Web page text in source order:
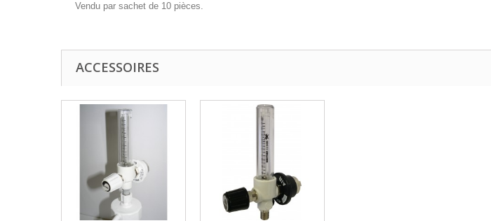
Vendu par sachet de 10 pièces.
ACCESSOIRES